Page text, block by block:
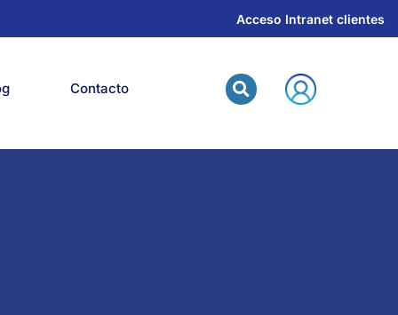
Acceso Intranet clientes
Contacto